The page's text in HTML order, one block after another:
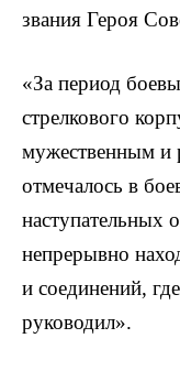
звания Героя
«За период
стрелкового
мужественным
отмечалось в
наступательных
непрерывно
и соединений,
руководил».